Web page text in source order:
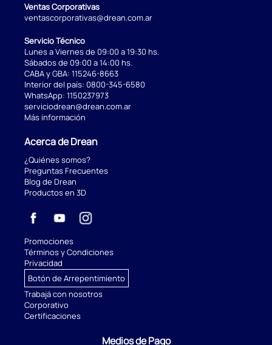
Ventas Corporativas
ventascorporativas@drean.com.ar
Servicio Técnico
Lunes a Viernes de 09:00 a 19:30 hs.
Sábados de 09:00 a 14:00 hs.
CABA y GBA: 115246-8663
Interior del país: 0800-345-6580
WhatsApp: 1150237973
serviciodrean@drean.com.ar
Más información
Acerca de Drean
¿Quiénes somos?
Preguntas Frecuentes
Blog de Drean
Productos en 3D
Promociones
Términos y Condiciones
Privacidad
Botón de Arrepentimiento
Trabajá con nosotros
Corporativo
Certificaciones
Medios de Pago